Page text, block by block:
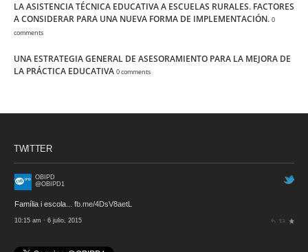
LA ASISTENCIA TÉCNICA EDUCATIVA A ESCUELAS RURALES. FACTORES
A CONSIDERAR PARA UNA NUEVA FORMA DE IMPLEMENTACIÓN. 0
comments
UNA ESTRATEGIA GENERAL DE ASESORAMIENTO PARA LA MEJORA DE
LA PRÁCTICA EDUCATIVA 0 comments
TWITTER
OBIPD
@OBIPD1
Família i escola... fb.me/4DsV8aetL
10:15 am · 6 julio, 2015